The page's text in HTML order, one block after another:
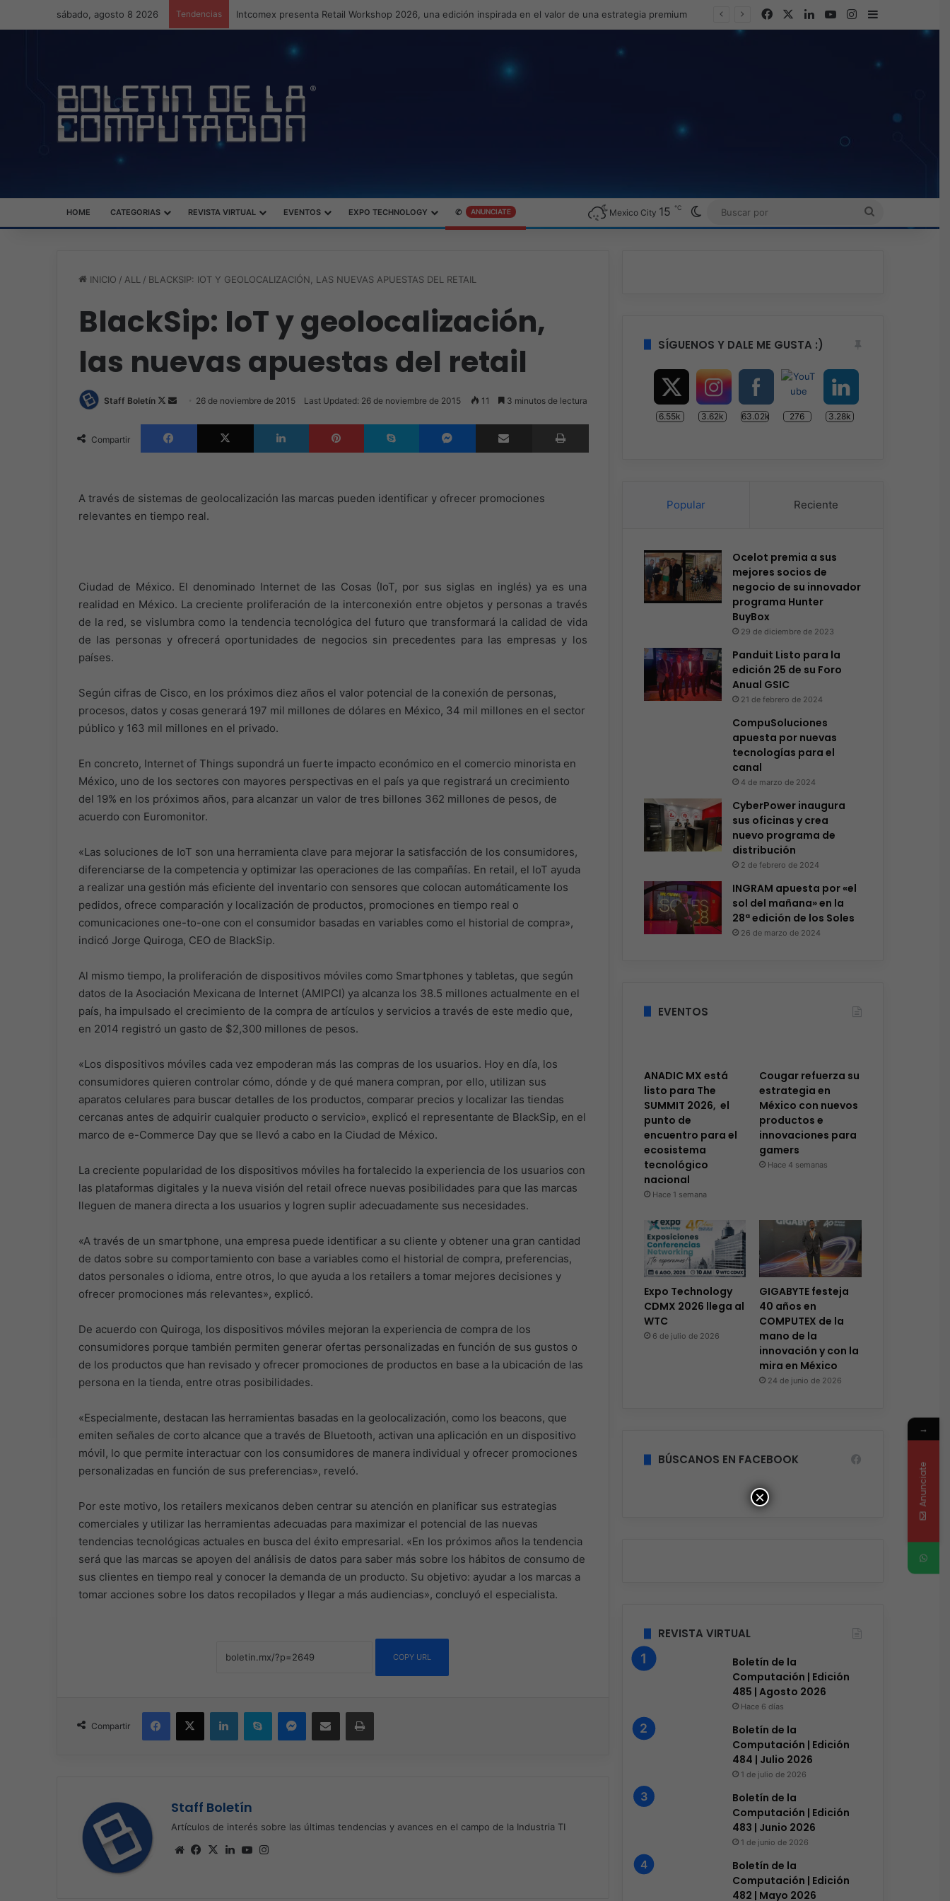
sábado, agosto 8 2026 Tendencias Intcomex presenta Retail Workshop 2026, una edición inspirada en el valor de una estrategia premium FacebookLinkedInYouTubeInstagram
Barra lateral
HOME CATEGORIAS REVISTA VIRTUAL EVENTOS EXPO TECHNOLOGY ✆ ANUNCIATE Mexico City 15 ℃ Switch skin
BUSCAR
INICIO / ALL / BLACKSIP: IOT Y GEOLOCALIZACIÓN, LAS NUEVAS APUESTAS DEL RETAIL
BlackSip: IoT y geolocalización,
las nuevas apuestas del retail
Staff Boletín
Follow
X
Send 26 de noviembre de 2015 Last Updated: 26 de noviembre de 2015 11 3 minutos de lectura
Compartir
Facebook X LinkedIn Pinterest Skype Messenger Compartir por correo electrónico Imprimir
A través de sistemas de geolocalización las marcas pueden identificar y ofrecer promociones
relevantes en tiempo real.
Ciudad de México. El denominado Internet de las Cosas (IoT, por sus siglas en inglés) ya es una
realidad en México. La creciente proliferación de la interconexión entre objetos y personas a través
de la red, se vislumbra como la tendencia tecnológica del futuro que transformará la calidad de vida
de las personas y ofrecerá oportunidades de negocios sin precedentes para las empresas y los
países.
Según cifras de Cisco, en los próximos diez años el valor potencial de la conexión de personas,
procesos, datos y cosas generará 197 mil millones de dólares en México, 34 mil millones en el sector
público y 163 mil millones en el privado.
En concreto, Internet of Things supondrá un fuerte impacto económico en el comercio minorista en
México, uno de los sectores con mayores perspectivas en el país ya que registrará un crecimiento
del 19% en los próximos años, para alcanzar un valor de tres billones 362 millones de pesos, de
acuerdo con Euromonitor.
«Las soluciones de IoT son una herramienta clave para mejorar la satisfacción de los consumidores,
diferenciarse de la competencia y optimizar las operaciones de las compañías. En retail, el IoT ayuda
a realizar una gestión más eficiente del inventario con sensores que colocan automáticamente los
pedidos, ofrece comparación y localización de productos, promociones en tiempo real o
comunicaciones one-to-one con el consumidor basadas en variables como el historial de compra»,
indicó Jorge Quiroga, CEO de BlackSip.
Al mismo tiempo, la proliferación de dispositivos móviles como Smartphones y tabletas, que según
datos de la Asociación Mexicana de Internet (AMIPCI) ya alcanza los 38.5 millones actualmente en el
país, ha impulsado el crecimiento de la compra de artículos y servicios a través de este medio que,
en 2014 registró un gasto de $2,300 millones de pesos.
«Los dispositivos móviles cada vez empoderan más las compras de los usuarios. Hoy en día, los
consumidores quieren controlar cómo, dónde y de qué manera compran, por ello, utilizan sus
aparatos celulares para buscar detalles de los productos, comparar precios y localizar las tiendas
cercanas antes de adquirir cualquier producto o servicio», explicó el representante de BlackSip, en el
marco de e-Commerce Day que se llevó a cabo en la Ciudad de México.
La creciente popularidad de los dispositivos móviles ha fortalecido la experiencia de los usuarios con
las plataformas digitales y la nueva visión del retail ofrece nuevas posibilidades para que las marcas
lleguen de manera directa a los usuarios y logren suplir adecuadamente sus necesidades.
«A través de un smartphone, una empresa puede identificar a su cliente y obtener una gran cantidad
de datos sobre su comportamiento con base a variables como el historial de compra, preferencias,
datos personales o idioma, entre otros, lo que ayuda a los retailers a tomar mejores decisiones y
ofrecer promociones más relevantes», explicó.
De acuerdo con Quiroga, los dispositivos móviles mejoran la experiencia de compra de los
consumidores porque también permiten generar ofertas personalizadas en función de sus gustos o
de los productos que han revisado y ofrecer promociones de productos en base a la ubicación de las
persona en la tienda, entre otras posibilidades.
«Especialmente, destacan las herramientas basadas en la geolocalización, como los beacons, que
emiten señales de corto alcance que a través de Bluetooth, activan una aplicación en un dispositivo
móvil, lo que permite interactuar con los consumidores de manera individual y ofrecer promociones
personalizadas en función de sus preferencias», reveló.
Por este motivo, los retailers mexicanos deben centrar su atención en planificar sus estrategias
comerciales y utilizar las herramientas adecuadas para maximizar el potencial de las nuevas
tendencias tecnológicas actuales en busca del éxito empresarial. «En los próximos años la tendencia
será que las marcas se apoyen del análisis de datos para saber más sobre los hábitos de consumo de
sus clientes en tiempo real y conocer la demanda de un producto. Su objetivo: ayudar a los marcas a
tomar acciones sobre los datos recopilados y llegar a más audiencias», concluyó el especialista.
COPY URL
Compartir
Facebook
X LinkedInSkype MessengerCompartir por correo electrónicoImprimir
Staff Boletín
Artículos de interés sobre las últimas tendencias y avances en el campo de la Industria TI
SitioFacebook
X LinkedInYouTube
SÍGUENOS Y DALE ME GUSTA :)
6.55k 3.62k 63.02k 276 3.28k
Popular Reciente
Ocelot premia a sus
mejores socios de
negocio de su innovador
programa Hunter
BuyBox
29 de diciembre de 2023
Panduit Listo para la
edición 25 de su Foro
Anual GSIC
21 de febrero de 2024
CompuSoluciones
apuesta por nuevas
tecnologías para el
canal
4 de marzo de 2024
CyberPower inaugura
sus oficinas y crea
nuevo programa de
distribución
2 de febrero de 2024
INGRAM apuesta por «el
sol del mañana» en la
28ª edición de los Soles
26 de marzo de 2024
EVENTOS
ANADIC MX está
listo para The
SUMMIT 2026, el
punto de
encuentro para el
ecosistema
tecnológico
nacional
Hace 1 semana
Cougar refuerza su
estrategia en
México con nuevos
productos e
innovaciones para
gamers
Hace 4 semanas
Expo Technology
CDMX 2026 llega al
WTC
6 de julio de 2026
GIGABYTE festeja
40 años en
COMPUTEX de la
mano de la
innovación y con la
mira en México
24 de junio de 2026
BÚSCANOS EN FACEBOOK
REVISTA VIRTUAL
Boletín de la
Computación | Edición
485 | Agosto 2026
Hace 6 días
Boletín de la
Computación | Edición
484 | Julio 2026
1 de julio de 2026
Boletín de la
Computación | Edición
483 | Junio 2026
1 de junio de 2026
Boletín de la
Computación | Edición
482 | Mayo 2026
×
→
Anunciate